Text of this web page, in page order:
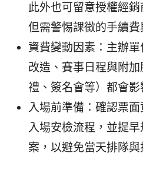
此外也可留意授權經銷
但需警惕課徵的手續費
資費變動因素：主辦
改造、賽事日程與附
禮、簽名會等）都會影
入場前準備：確認票面
入場安檢流程，並提
案，以避免當天排隊與